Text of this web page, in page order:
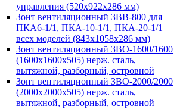
управления (520х922х286 мм)
Зонт вентиляционный ЗВВ-800 для
ПКА6-1/1, ПКА-10-1/1, ПКА-20-1/1
всех моделей (843х1058х286 мм)
Зонт вентиляционный ЗВО-1600/1600
(1600х1600х505) нерж. сталь,
вытяжной, разборный, островной
Зонт вентиляционный ЗВО-2000/2000
(2000х2000х505) нерж. сталь,
вытяжной, разборный, островной